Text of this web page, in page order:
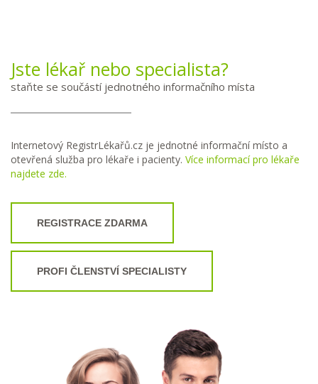
Jste lékař nebo specialista?
staňte se součástí jednotného informačního místa
Internetový RegistrLékařů.cz je jednotné informační místo a
otevřená služba pro lékaře i pacienty. Více informací pro lékaře
najdete zde.
REGISTRACE ZDARMA
PROFI ČLENSTVÍ SPECIALISTY